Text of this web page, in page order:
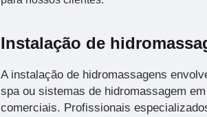
Instalação de
A instalação de hidromassagens
spa ou sistemas de hidromassagem
comerciais. Profissionais